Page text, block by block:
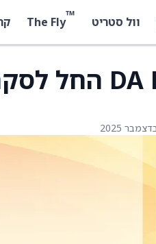
וול סטריט ™
The Fly